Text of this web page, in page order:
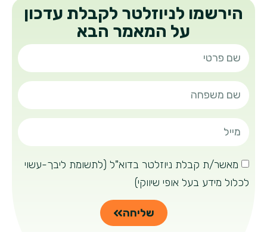
הירשמו לניוזלטר לקבלת עדכון
על המאמר הבא
מאשר/ת קבלת ניוזלטר בדוא"ל (לתשומת ליבך-עשוי
לכלול מידע בעל אופי שיווקי)
שליחה